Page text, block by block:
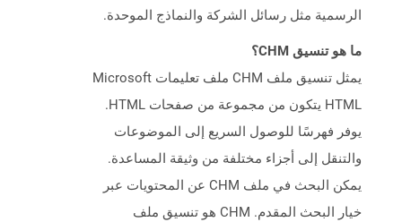
الرسمية مثل رسائل الشركة والنماذج الموحدة.
ما هو تنسيق CHM؟
يمثل تنسيق ملف CHM ملف تعليمات Microsoft
HTML يتكون من مجموعة من صفحات HTML.
يوفر فهرسًا للوصول السريع إلى الموضوعات
والتنقل إلى أجزاء مختلفة من وثيقة المساعدة.
يمكن البحث في ملف CHM عن المحتويات عبر
خيار البحث المقدم. CHM هو تنسيق ملف